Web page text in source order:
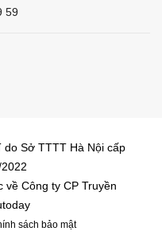
59
Sở TTTT Hà Nội cấp
về Công ty CP Truyền
sách bảo mật